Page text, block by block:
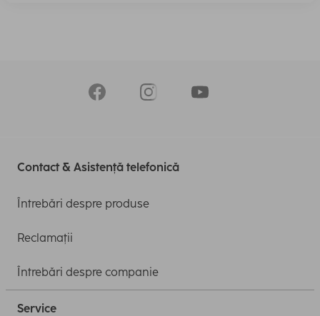
Contact & Asistență telefonică
Întrebări despre produse
Reclamații
Întrebări despre companie
Service